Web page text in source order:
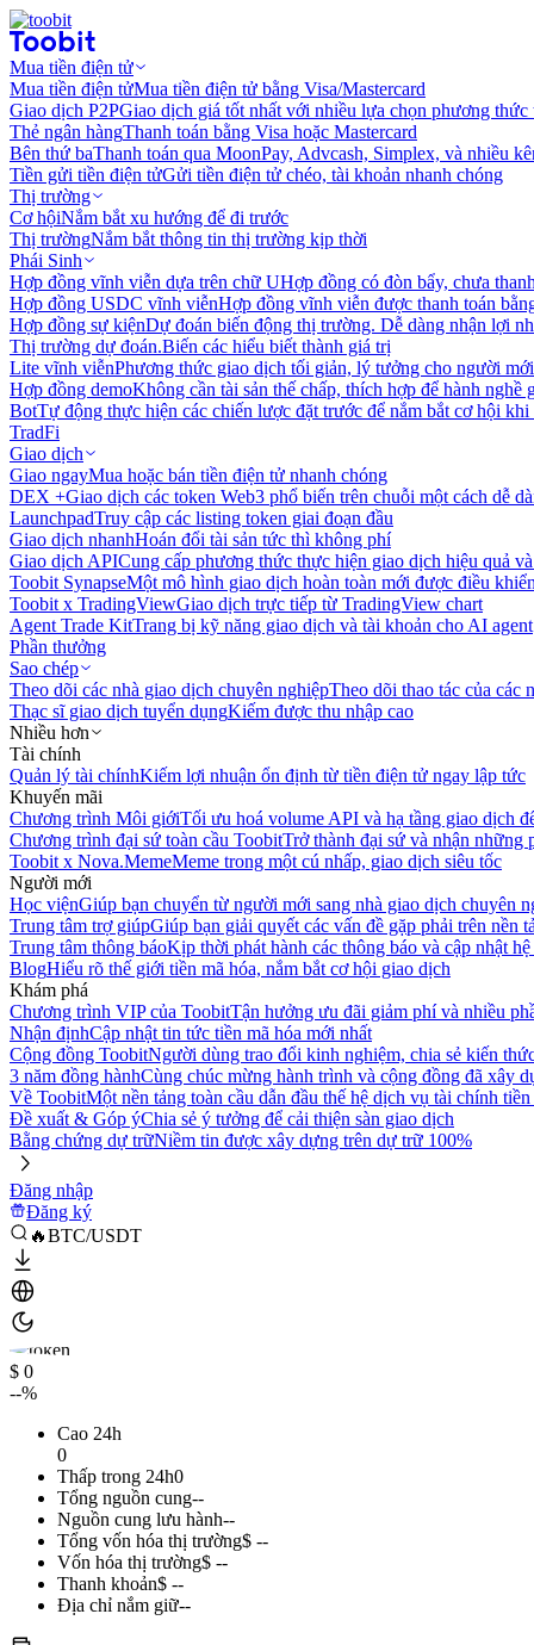
Mua tiền điện tử
Mua tiền điện tửMua tiền điện tử bằng Visa/Mastercard
Giao dịch P2PGiao dịch giá tốt nhất với nhiều lựa chọn phương thức
Thẻ ngân hàngThanh toán bằng Visa hoặc Mastercard
Bên thứ baThanh toán qua MoonPay, Advcash, Simplex, và nhiều
Tiền gửi tiền điện tửGửi tiền điện tử chéo, tài khoản nhanh chóng
Thị trường
Cơ hộiNắm bắt xu hướng để đi trước
Thị trườngNắm bắt thông tin thị trường kịp thời
Phái Sinh
Hợp đồng vĩnh viễn dựa trên chữ UHợp đồng có đòn bẩy, chưa
Hợp đồng USDC vĩnh viễnHợp đồng vĩnh viễn được thanh toán
Hợp đồng sự kiệnDự đoán biến động thị trường. Dễ dàng nhận lợi
Thị trường dự đoán.Biến các hiểu biết thành giá trị
Lite vĩnh viễnPhương thức giao dịch tối giản, lý tưởng cho người
Hợp đồng demoKhông cần tài sản thế chấp, thích hợp để hành nghề
BotTự động thực hiện các chiến lược đặt trước để nắm bắt cơ hội
TradFi
Giao dịch
Giao ngayMua hoặc bán tiền điện tử nhanh chóng
DEX +Giao dịch các token Web3 phổ biến trên chuỗi một cách dễ
LaunchpadTruy cập các listing token giai đoạn đầu
Giao dịch nhanhHoán đổi tài sản tức thì không phí
Giao dịch APICung cấp phương thức thực hiện giao dịch hiệu quả
Toobit SynapseMột mô hình giao dịch hoàn toàn mới được điều
Toobit x TradingViewGiao dịch trực tiếp từ TradingView chart
Agent Trade KitTrang bị kỹ năng giao dịch và tài khoản cho AI agent
Phần thưởng
Sao chép
Theo dõi các nhà giao dịch chuyên nghiệpTheo dõi thao tác của các
Thạc sĩ giao dịch tuyển dụngKiếm được thu nhập cao
Nhiều hơn
Tài chính
Quản lý tài chínhKiếm lợi nhuận ổn định từ tiền điện tử ngay lập tức
Khuyến mãi
Chương trình Môi giớiTối ưu hoá volume API và hạ tầng giao dịch
Chương trình đại sứ toàn cầu ToobitTrở thành đại sứ và nhận những
Toobit x Nova.MemeMeme trong một cú nhấp, giao dịch siêu tốc
Người mới
Học việnGiúp bạn chuyển từ người mới sang nhà giao dịch chuyên
Trung tâm trợ giúpGiúp bạn giải quyết các vấn đề gặp phải trên nền
Trung tâm thông báoKịp thời phát hành các thông báo và cập nhật
BlogHiểu rõ thế giới tiền mã hóa, nắm bắt cơ hội giao dịch
Khám phá
Chương trình VIP của ToobitTận hưởng ưu đãi giảm phí và nhiều
Nhận địnhCập nhật tin tức tiền mã hóa mới nhất
Cộng đồng ToobitNgười dùng trao đổi kinh nghiệm, chia sẻ kiến
3 năm đồng hànhCùng chúc mừng hành trình và cộng đồng đã xây
Về ToobitMột nền tảng toàn cầu dẫn đầu thế hệ dịch vụ tài chính
Đề xuất & Góp ýChia sẻ ý tưởng để cải thiện sàn giao dịch
Bằng chứng dự trữNiềm tin được xây dựng trên dự trữ 100%
Đăng nhập
Đăng ký
🔥BTC/USDT
$ 0
--%
Cao 24h
0
Thấp trong 24h0
Tổng nguồn cung--
Nguồn cung lưu hành--
Tổng vốn hóa thị trường$ --
Vốn hóa thị trường$ --
Thanh khoản$ --
Địa chỉ nắm giữ--